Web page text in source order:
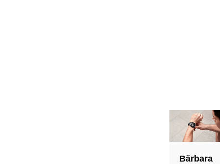
Bärbara